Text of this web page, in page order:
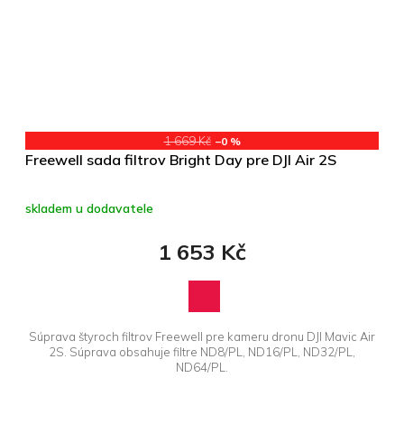
1 669 Kč –0 %
Freewell sada filtrov Bright Day pre DJI Air 2S
skladem u dodavatele
1 653 Kč
Súprava štyroch filtrov Freewell pre kameru dronu DJI Mavic Air
2S. Súprava obsahuje filtre ND8/PL, ND16/PL, ND32/PL,
ND64/PL.